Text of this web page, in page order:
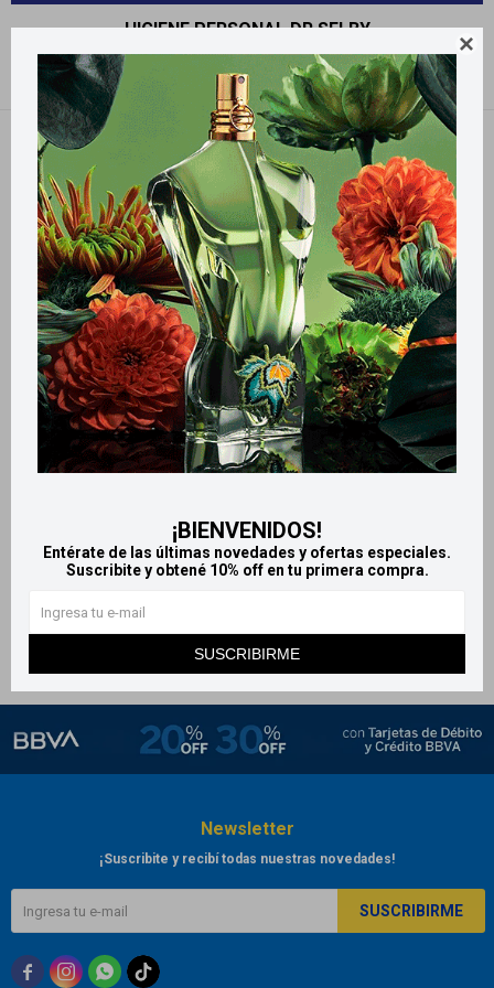

¡BIENVENIDOS!
Entérate de las últimas novedades y ofertas especiales.
Suscribite y obtené 10% off en tu primera compra.
SUSCRIBIRME
HIGIENE PERSONAL DR SELBY
Recomendados
Filtrando por: Higiene personal dr selby Quitar filtros
LlegaHOY
LlegaHOY
Dr. Selby Hisopos 100%
algodón x200
$ 150
Newsletter
¡Suscribite y recibí todas nuestras novedades!
SUSCRIBIRME
  